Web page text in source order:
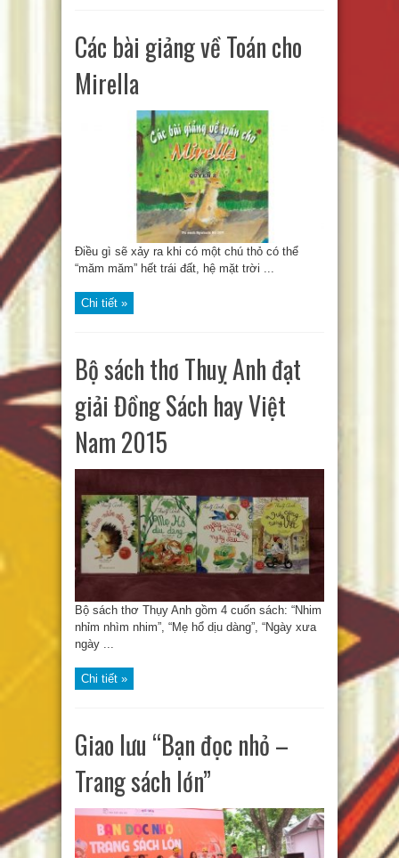
Các bài giảng về Toán cho
Mirella
Điều gì sẽ xảy ra khi có một chú thỏ có thể
“măm măm” hết trái đất, hệ mặt trời ...
Chi tiết »
Bộ sách thơ Thuỵ Anh đạt
giải Đồng Sách hay Việt
Nam 2015
Bộ sách thơ Thụy Anh gồm 4 cuốn sách: “Nhim
nhỉm nhìm nhim”, “Mẹ hổ dịu dàng”, “Ngày xưa
ngày ...
Chi tiết »
Giao lưu “Bạn đọc nhỏ –
Trang sách lớn”